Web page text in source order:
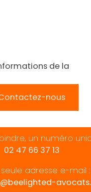
de la
nous
un numéro
02 47 66 37 13
adresse e-mail :